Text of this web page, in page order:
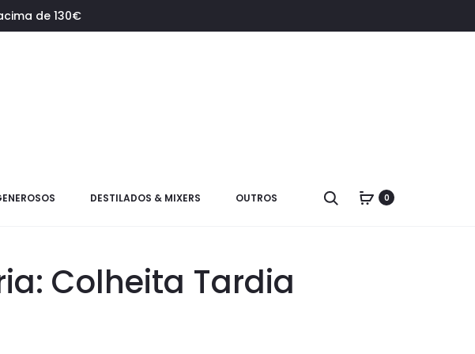
de 130€
DESTILADOS & MIXERS OUTROS 0
Colheita Tardia